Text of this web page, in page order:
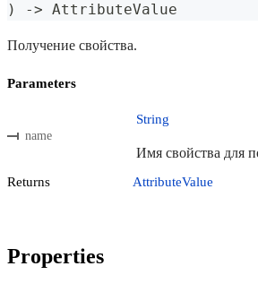
)
-> AttributeValue
Получение свойства.
Parameters
name
String
Имя свойства для
Returns AttributeValue
Properties